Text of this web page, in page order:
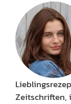
Zeitschriften,